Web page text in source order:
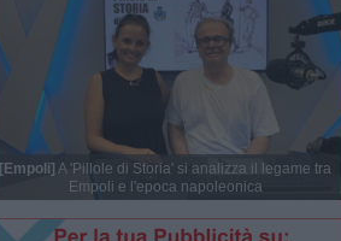
[Empoli] A 'Pillole di Storia' si analizza il legame tra
Empoli e l'epoca napoleonica